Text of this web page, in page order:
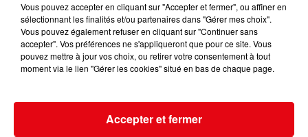
Incendie au Mont-Boron : deux jeunes condamnés à six mois de
prison...
Vous pouvez accepter en cliquant sur "Accepter et fermer", ou affiner en
sélectionnant les finalités et/ou partenaires dans "Gérer mes choix".
Vous pouvez également refuser en cliquant sur "Continuer sans
accepter". Vos préférences ne s'appliqueront que pour ce site. Vous
pouvez mettre à jour vos choix, ou retirer votre consentement à tout
moment via le lien "Gérer les cookies" situé en bas de chaque page.
Accepter et fermer